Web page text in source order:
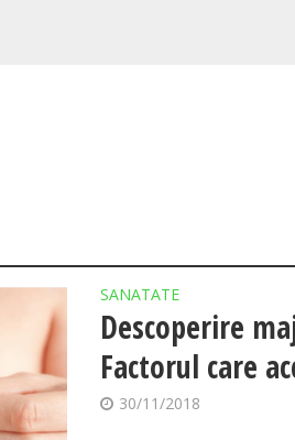
SANATATE
Descoperire
Factorul care
30/11/2018